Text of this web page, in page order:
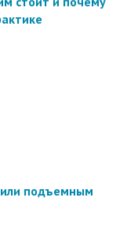
подъемным